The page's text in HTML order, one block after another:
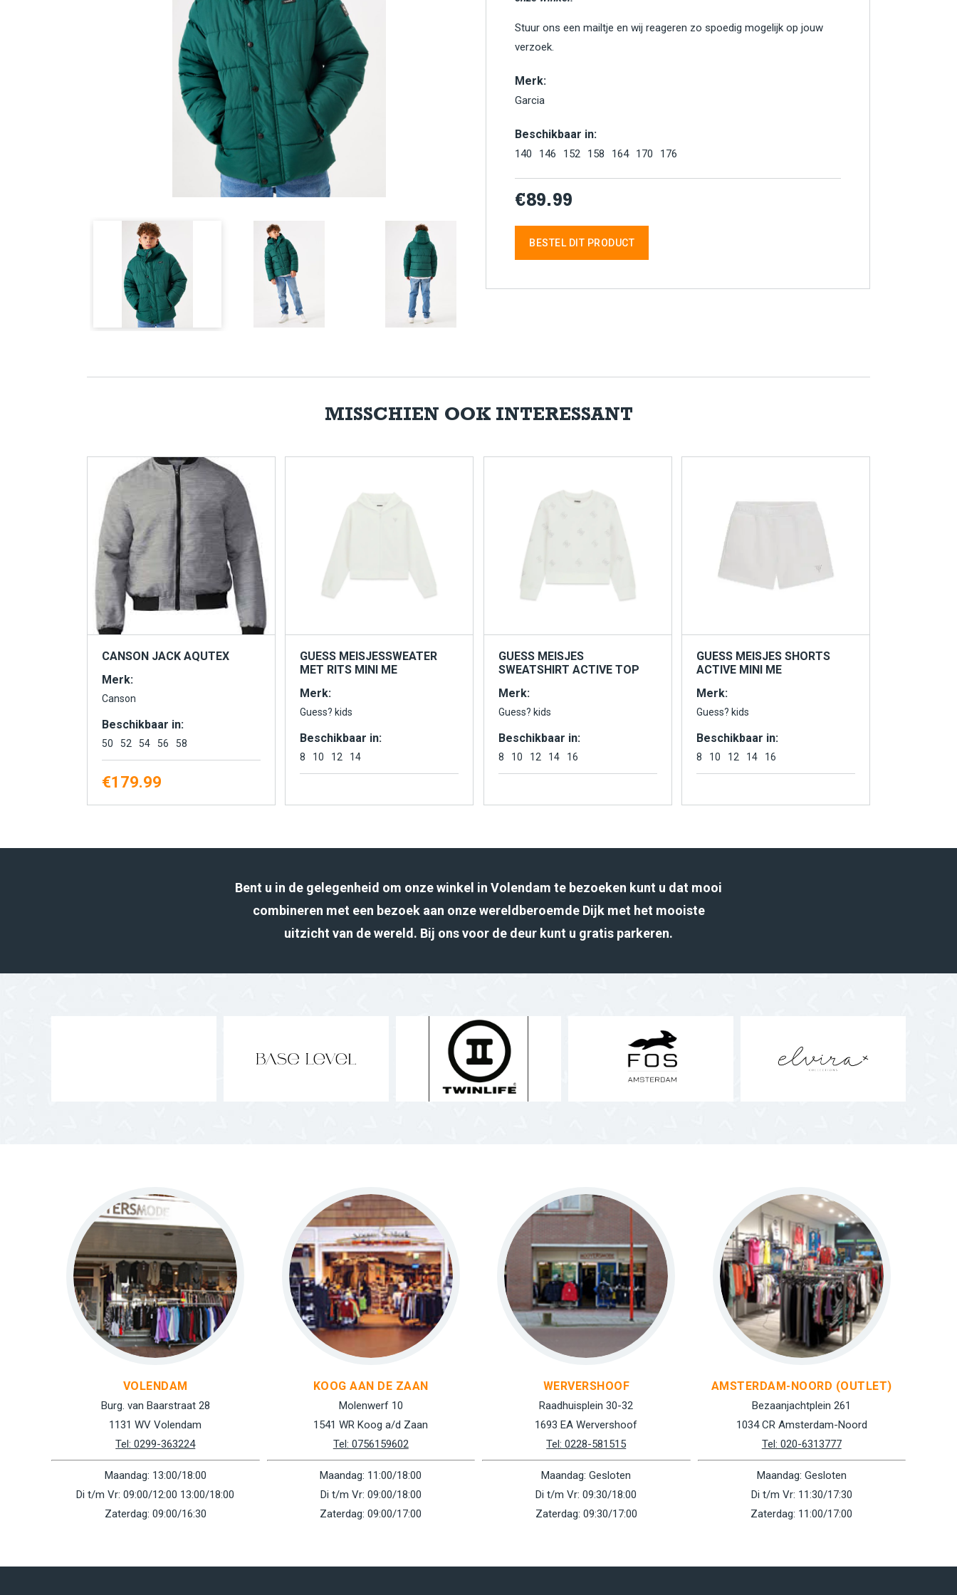
Stuur ons een mailtje en wij reageren zo spoedig mogelijk op jouw
verzoek.
Merk:
Garcia
Beschikbaar in:
140 146 152 158 164 170 176
€89.99
BESTEL DIT PRODUCT
MISSCHIEN OOK INTERESSANT
CANSON JACK AQUTEX
Merk:
Canson
Beschikbaar in:
50 52 54 56 58
€179.99
GUESS MEISJESSWEATER
MET RITS MINI ME
Merk:
Guess? kids
Beschikbaar in:
8 10 12 14
GUESS MEISJES
SWEATSHIRT ACTIVE TOP
Merk:
Guess? kids
Beschikbaar in:
8 10 12 14 16
GUESS MEISJES SHORTS
ACTIVE MINI ME
Merk:
Guess? kids
Beschikbaar in:
8 10 12 14 16
Bent u in de gelegenheid om onze winkel in Volendam te bezoeken kunt u dat mooi
combineren met een bezoek aan onze wereldberoemde Dijk met het mooiste
uitzicht van de wereld. Bij ons voor de deur kunt u gratis parkeren.
VOLENDAM
Burg. van Baarstraat 28
1131 WV Volendam
Tel: 0299-363224
Maandag: 13:00/18:00
Di t/m Vr: 09:00/12:00 13:00/18:00
Zaterdag: 09:00/16:30
KOOG AAN DE ZAAN
Molenwerf 10
1541 WR Koog a/d Zaan
Tel: 0756159602
Maandag: 11:00/18:00
Di t/m Vr: 09:00/18:00
Zaterdag: 09:00/17:00
WERVERSHOOF
Raadhuisplein 30-32
1693 EA Wervershoof
Tel: 0228-581515
Maandag: Gesloten
Di t/m Vr: 09:30/18:00
Zaterdag: 09:30/17:00
AMSTERDAM-NOORD (OUTLET)
Bezaanjachtplein 261
1034 CR Amsterdam-Noord
Tel: 020-6313777
Maandag: Gesloten
Di t/m Vr: 11:30/17:30
Zaterdag: 11:00/17:00